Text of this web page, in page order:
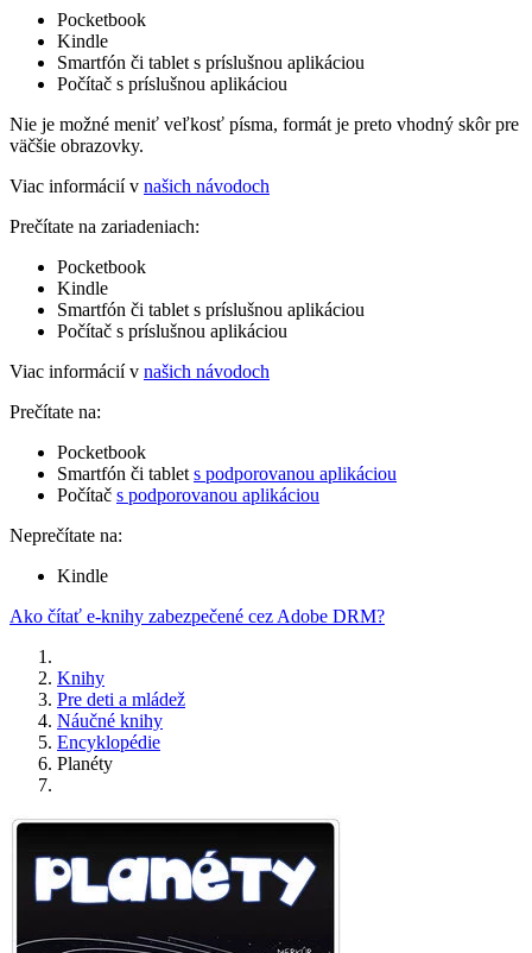
Pocketbook
Kindle
Smartfón či tablet s príslušnou aplikáciou
Počítač s príslušnou aplikáciou
Nie je možné meniť veľkosť písma, formát je preto vhodný skôr pre
väčšie obrazovky.
Viac informácií v našich návodoch
Prečítate na zariadeniach:
Pocketbook
Kindle
Smartfón či tablet s príslušnou aplikáciou
Počítač s príslušnou aplikáciou
Viac informácií v našich návodoch
Prečítate na:
Pocketbook
Smartfón či tablet s podporovanou aplikáciou
Počítač s podporovanou aplikáciou
Neprečítate na:
Kindle
Ako čítať e-knihy zabezpečené cez Adobe DRM?
Knihy
Pre deti a mládež
Náučné knihy
Encyklopédie
Planéty